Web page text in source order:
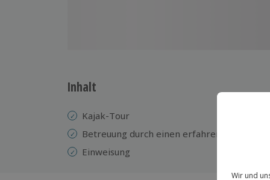
Inhalt
Kajak-Tour
Betreuung durch einen erfahrenen Guide
Einweisung